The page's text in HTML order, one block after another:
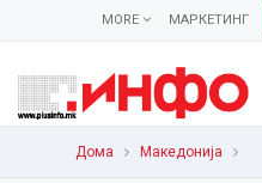
МАРКЕТИНГ
MORE
Дома Македонија